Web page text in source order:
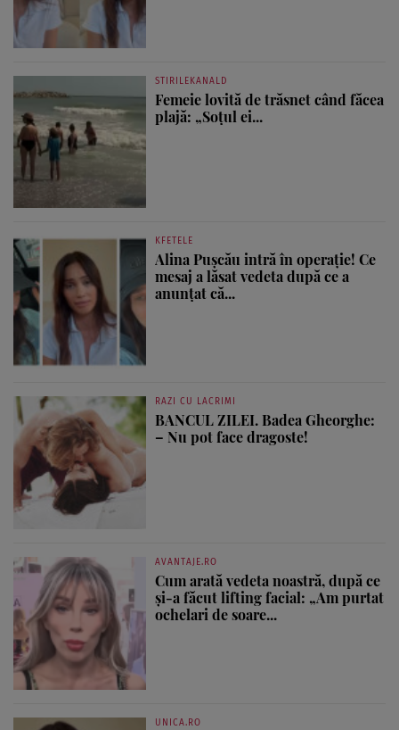
STIRILEKANALD
Femeie lovită de trăsnet când făcea
plajă: „Soțul ei...
KFETELE
Alina Pușcău intră în operație! Ce
mesaj a lăsat vedeta după ce a
anunțat că...
RAZI CU LACRIMI
BANCUL ZILEI. Badea Gheorghe:
– Nu pot face dragoste!
AVANTAJE.RO
Cum arată vedeta noastră, după ce
și-a făcut lifting facial: „Am purtat
ochelari de soare...
UNICA.RO